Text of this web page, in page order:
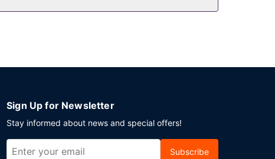
Sign Up for Newsletter
Stay informed about news and special offers!
Subscribe